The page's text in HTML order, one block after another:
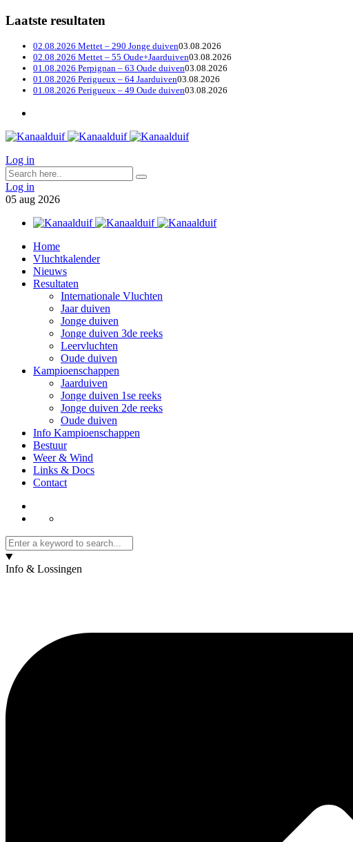
Laatste resultaten
02.08.2026 Mettet – 290 Jonge duiven03.08.2026
02.08.2026 Mettet – 55 Oude+Jaarduiven03.08.2026
01.08.2026 Perpignan – 63 Oude duiven03.08.2026
01.08.2026 Perigueux – 64 Jaarduiven03.08.2026
01.08.2026 Perigueux – 49 Oude duiven03.08.2026
Log in
Log in
05 aug 2026
Home
Vluchtkalender
Nieuws
Resultaten
Internationale Vluchten
Jaar duiven
Jonge duiven
Jonge duiven 3de reeks
Leervluchten
Oude duiven
Kampioenschappen
Jaarduiven
Jonge duiven 1se reeks
Jonge duiven 2de reeks
Oude duiven
Info Kampioenschappen
Bestuur
Weer & Wind
Links & Docs
Contact
Info & Lossingen